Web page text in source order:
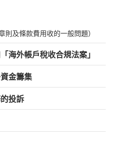
則及條款費用收的一般問題）
海外帳戶稅收合規法案」
金籌集
投訴